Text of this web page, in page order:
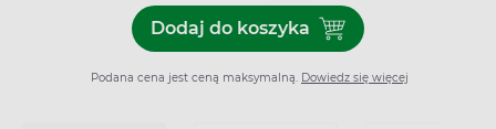
Dodaj do koszykaDodaj do koszyka D-Vitum
Podana cena jest ceną maksymalną. Dowiedz się więcej